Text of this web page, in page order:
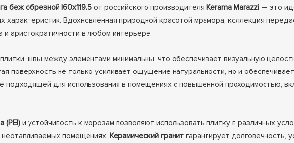
беж обрезной l60х119.5от российского производителя Kerama Marazzi— это
характеристик. Вдохновлённая природной красотой мрамора, коллекция
аристократичности в любом интерьере.
швы между элементами минимальны, что обеспечивает визуальную
поверхность не только усиливает ощущение натуральности, но и
подходящей для использования в помещениях с повышенной проходимостью,
(PEI)и устойчивость к морозам позволяют использовать плитку в различных
помещениях. Керамический гранитгарантирует долговечность,